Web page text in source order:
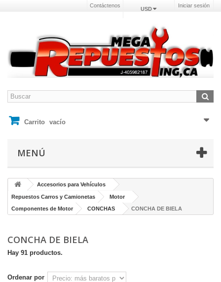
Iniciar sesión
USD
Contáctenos
Carrito vacío
MENÚ
Accesorios para Vehículos
Repuestos Carros y Camionetas
Motor
Componentes de Motor
CONCHAS CONCHA DE BIELA
CONCHA DE BIELA
Hay 91 productos.
Ordenar por